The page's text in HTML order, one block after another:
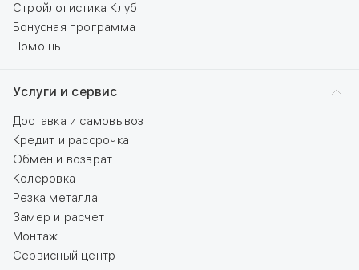
Стройлогистика Клуб
Бонусная программа
Помощь
Услуги и сервис
Доставка и самовывоз
Кредит и рассрочка
Обмен и возврат
Колеровка
Резка металла
Замер и расчет
Монтаж
Сервисный центр